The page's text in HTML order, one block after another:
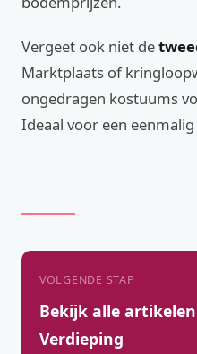
Vergeet ook niet de
Marktplaats of
ongedragen kostuums
Ideaal voor een
VOLGENDE STAP
Bekijk alle
Verdieping